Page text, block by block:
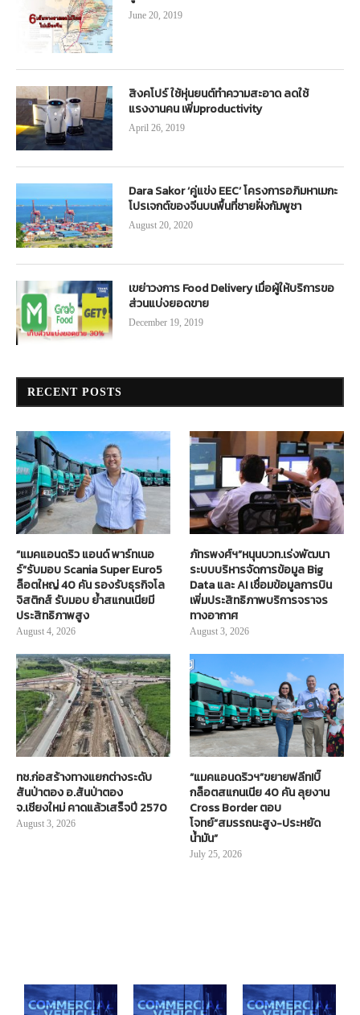
June 20, 2019
สิงคโปร์ ใช้หุ่นยนต์ทำความสะอาด ลดใช้
แรงงานคน เพิ่มproductivity
April 26, 2019
Dara Sakor ‘คู่แข่ง EEC’ โครงการอภิมหาเมกะ
โปรเจกต์ของจีนบนพื้นที่ชายฝั่งกัมพูชา
August 20, 2020
เขย่าวงการ Food Delivery เมื่อผู้ให้บริการขอ
ส่วนแบ่งยอดขาย
December 19, 2019
RECENT POSTS
“แมคแอนดริว แอนด์ พาร์ทเนอ
ร์”รับมอบ Scania Super Euro5
ล็อตใหญ่ 40 คัน รองรับธุรกิจโล
จิสติกส์ รับมอบ ย้ำสแกนเนียมี
ประสิทธิภาพสูง
August 4, 2026
ภัทรพงศ์ฯ”หนุนบวท.เร่งพัฒนา
ระบบบริหารจัดการข้อมูล Big
Data และ AI เชื่อมข้อมูลการบิน
เพิ่มประสิทธิภาพบริการจราจร
ทางอากาศ
August 3, 2026
ทช.ก่อสร้างทางแยกต่างระดับ
สันป่าตอง อ.สันป่าตอง
จ.เชียงใหม่ คาดแล้วเสร็จปี 2570
August 3, 2026
“แมคแอนดริวฯ”ขยายฟลีท!บิ๊
กล็อตสแกนเนีย 40 คัน ลุยงาน
Cross Border ตอบ
โจทย์“สมรรถนะสูง-ประหยัด
น้ำมัน”
July 25, 2026